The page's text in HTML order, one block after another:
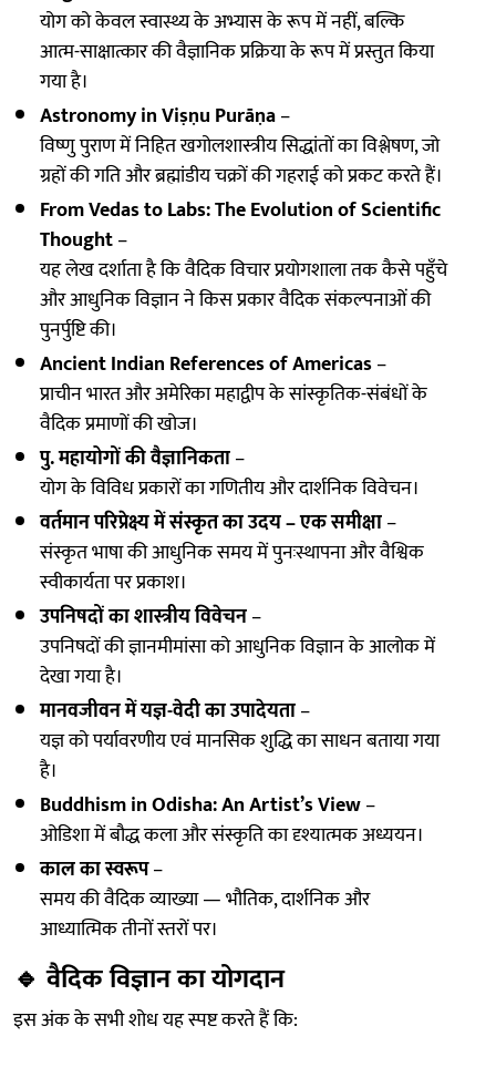
योग को केवल स्वास्थ्य के अभ्यास के रूप में नहीं, बल्कि
आत्म-साक्षात्कार की वैज्ञानिक प्रक्रिया के रूप में प्रस्तुत किया
गया है।
Astronomy in Viṣṇu Purāṇa–
विष्णु पुराण में निहित खगोलशास्त्रीय सिद्धांतों का विश्लेषण, जो
ग्रहों की गति और ब्रह्मांडीय चक्रों की गहराई को प्रकट करते हैं।
From Vedas to Labs: The Evolution of Scientific
Thought–
यह लेख दर्शाता है कि वैदिक विचार प्रयोगशाला तक कैसे पहुँचे
और आधुनिक विज्ञान ने किस प्रकार वैदिक संकल्पनाओं की
पुनर्पुष्टि की।
Ancient Indian References of Americas–
प्राचीन भारत और अमेरिका महाद्वीप के सांस्कृतिक-संबंधों के
वैदिक प्रमाणों की खोज।
पु. महायोगों की वैज्ञानिकता–
योग के विविध प्रकारों का गणितीय और दार्शनिक विवेचन।
वर्तमान परिप्रेक्ष्य में संस्कृत का उदय – एक समीक्षा–
संस्कृत भाषा की आधुनिक समय में पुनःस्थापना और वैश्विक
स्वीकार्यता पर प्रकाश।
उपनिषदों का शास्त्रीय विवेचन–
उपनिषदों की ज्ञानमीमांसा को आधुनिक विज्ञान के आलोक में
देखा गया है।
मानवजीवन में यज्ञ-वेदी का उपादेयता–
यज्ञ को पर्यावरणीय एवं मानसिक शुद्धि का साधन बताया गया
है।
Buddhism in Odisha: An Artist’s View–
ओडिशा में बौद्ध कला और संस्कृति का दृश्यात्मक अध्ययन।
काल का स्वरूप–
समय की वैदिक व्याख्या — भौतिक, दार्शनिक और
आध्यात्मिक तीनों स्तरों पर।
🔹वैदिक विज्ञान का योगदान
इस अंक के सभी शोध यह स्पष्ट करते हैं कि: